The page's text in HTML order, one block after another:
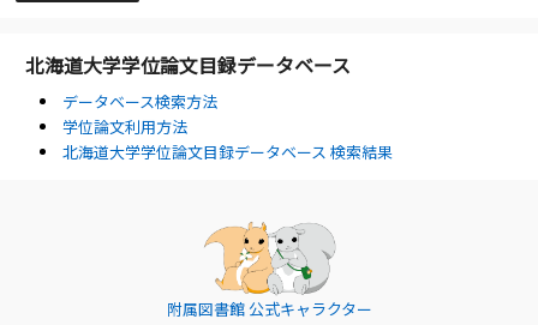
北海道大学学位論文目録データベース
データベース検索方法
学位論文利用方法
北海道大学学位論文目録データベース 検索結果
附属図書館 公式キャラクター